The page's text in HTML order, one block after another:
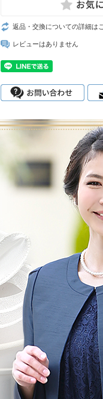
返品・交換についての詳細は
レビューはありません